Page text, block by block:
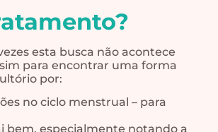
esta busca não acontece
para encontrar uma forma
por:
no ciclo menstrual – para
bem, especialmente notando a